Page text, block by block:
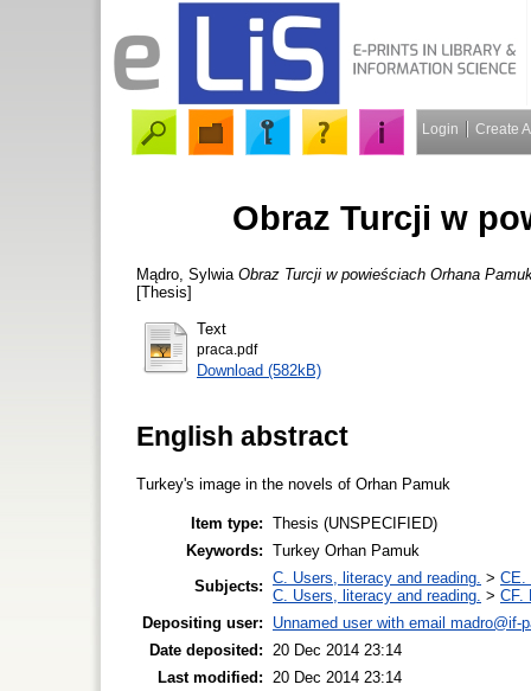
Login Create
Obraz Turcji w
Mądro, Sylwia Obraz Turcji w powieściach Orhana
[Thesis]
Text
praca.pdf
Download (582kB)
English abstract
Turkey's image in the novels of Orhan Pamuk
Item type: Thesis (UNSPECIFIED)
Keywords: Turkey Orhan Pamuk
Subjects: C. Users, literacy and reading. > CE.
C. Users, literacy and reading. > CF.
Depositing user:
Unnamed user with email madro@if-
Date deposited:
20 Dec 2014 23:14
Last modified:
20 Dec 2014 23:14